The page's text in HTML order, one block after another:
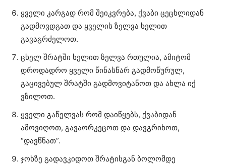
ყველი კარგად რომ შეიკვრება, ქვაბი ცეცხლიდან
გადმოვდგათ და ყველის ზელვა ხელით
გავაგრძელოთ.
ცხელ შრატში ხელით ზელვა რთულია, ამიტომ
დროდადრო ყველი წინასწარ გადმოწურულ,
გაცივებულ შრატში გადმოვიტანოთ და ახლა იქ
ვზილოთ.
ყველი გაწელვას რომ დაიწყებს, ქვაბიდან
ამოვიღოთ, გავაორკეცოთ და დავგრიხოთ,
“დავწნათ”.
ჯოხზე გადავკიდოთ შრატისგან ბოლომდე